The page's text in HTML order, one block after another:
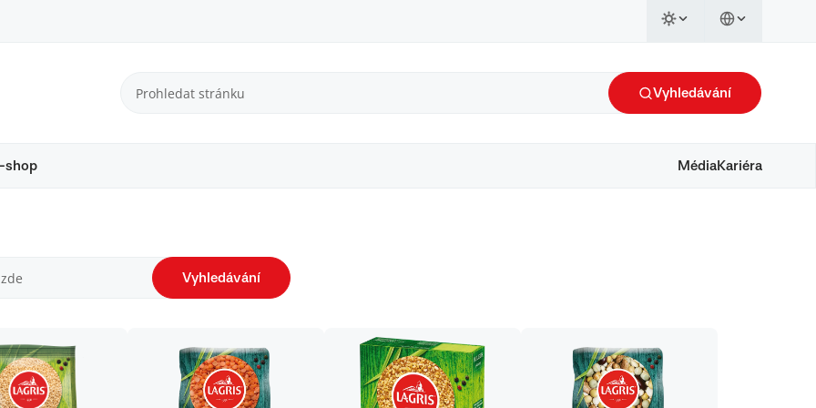
Vyhledávání
shop MédiaKariéra
Vyhledávání